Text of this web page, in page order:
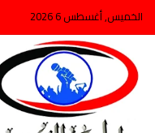
الخميس, أغسطس 6 2026